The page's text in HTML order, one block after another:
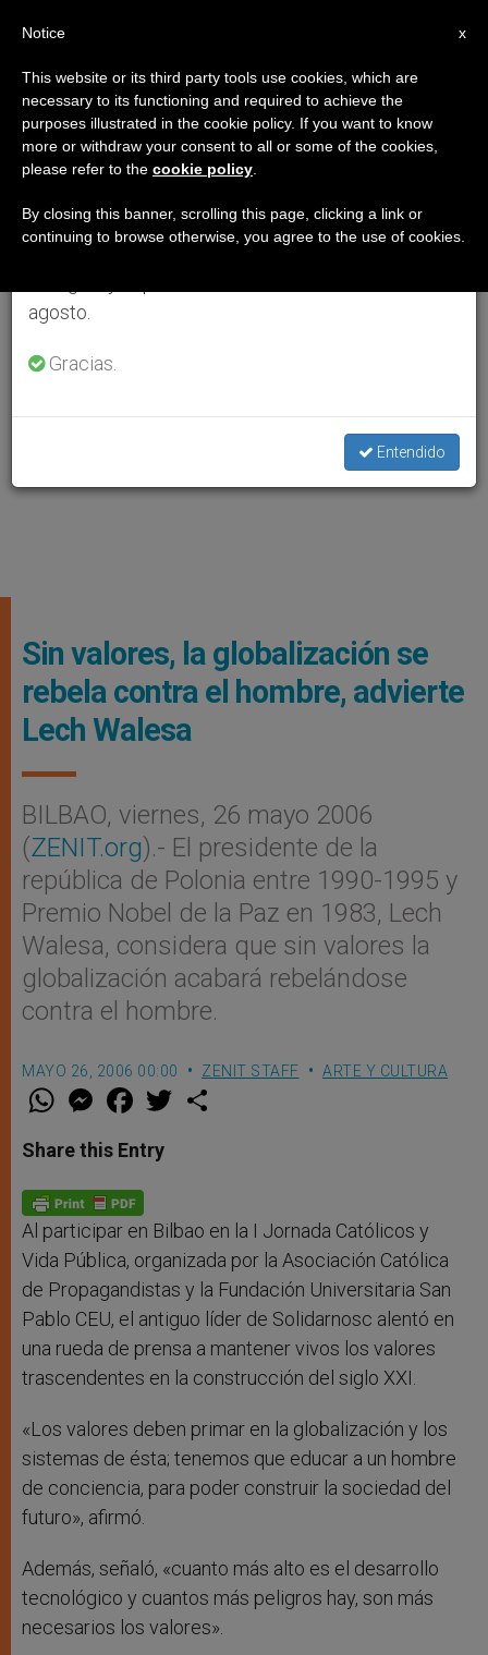
Sin valores, la globalización se
rebela contra el hombre, advierte
Lech Walesa
BILBAO, viernes, 26 mayo 2006
(ZENIT.org).- El presidente de la
república de Polonia entre 1990-1995 y
Premio Nobel de la Paz en 1983, Lech
Walesa, considera que sin valores la
globalización acabará rebelándose
contra el hombre.
MAYO 26, 2006 00:00 ZENIT STAFF ARTE Y CULTURA
W
t
s
p
p
M
e
s
e
g
e
r
F
a
e
b
o
k
w
Share this Entry
Al participar en Bilbao en la I Jornada Católicos y
Vida Pública, organizada por la Asociación Católica
de Propagandistas y la Fundación Universitaria San
Pablo CEU, el antiguo líder de Solidarnosc alentó en
una rueda de prensa a mantener vivos los valores
trascendentes en la construcción del siglo XXI.
«Los valores deben primar en la globalización y los
sistemas de ésta; tenemos que educar a un hombre
de conciencia, para poder construir la sociedad del
futuro», afirmó.
Además, señaló, «cuanto más alto es el desarrollo
tecnológico y cuantos más peligros hay, son más
necesarios los valores».
×
Aviso importante
Del 27 de julio al 7 de agosto haremos la pausa
anual, aprovechando que en el periodo de verano
se generan menos informaciones y también el
agosto.
Gracias.
Entendido
x
Notice
This website or its third party tools use cookies, which are
necessary to its functioning and required to achieve the
purposes illustrated in the cookie policy. If you want to know
more or withdraw your consent to all or some of the cookies,
please refer to the cookie policy
By closing this banner, scrolling this page, clicking a link or
continuing to browse otherwise, you agree to the use of cookies.